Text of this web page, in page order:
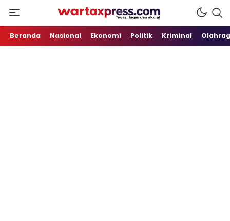
WartaXpress
Tegas, Lugas dan Akurat
Beranda Nasional Ekonomi Politik Kriminal